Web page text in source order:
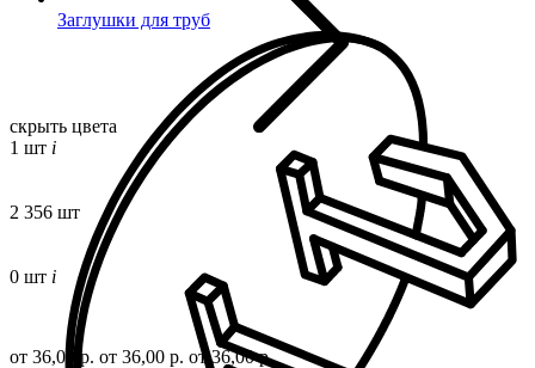
Заглушки для труб
скрыть цвета
1 шт i
2 356 шт
0 шт i
от 36,00 р. от 36,00 р. от 36,00 р.